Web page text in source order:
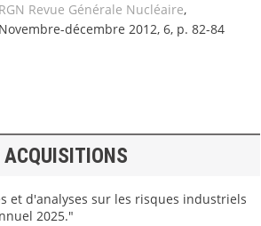
RGN Revue Générale Nucléaire,
Novembre-décembre 2012, 6, p. 82-84
ACQUISITIONS
et d'analyses sur les risques industriels
2025."